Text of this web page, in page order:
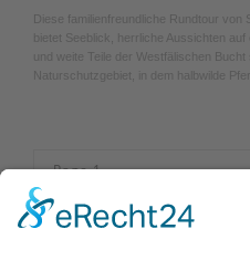
Diese familienfreundliche Rundtour von
bietet Seeblick, herrliche Aussichten auf
und weite Teile der Westfälischen
Naturschutzgebiet, in dem halbwilde